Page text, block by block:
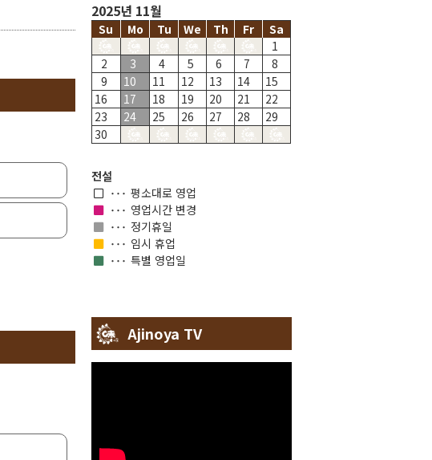
2025년 11월
Su Mo Tu We Th Fr
Sa
1
2
3 4 5 6 7
8
9
10 11 12 13 14
15
16
17 18 19 20 21
22
23
24 25 26 27 28
29
30
전설
평소대로 영업
영업시간 변경
정기휴일
임시 휴업
특별 영업일
Ajinoya TV